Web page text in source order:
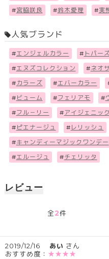
#宮脇咲良 #鈴木愛理 #実
人気ブランド
#エンジェルカラー # トパー
#エヌズコレクション #ネオ
# カラーズ #エバーカラー
# ビューム #フェリアモ #
#フル－リー #アイジェニック
# ピエナージュ # レリッシュ
#キャンディーマジックワンデー
#エルージュ #チェリッタ
レビュー
全2件
2019/12/16 あい さん
おすすめ度： ★★★★